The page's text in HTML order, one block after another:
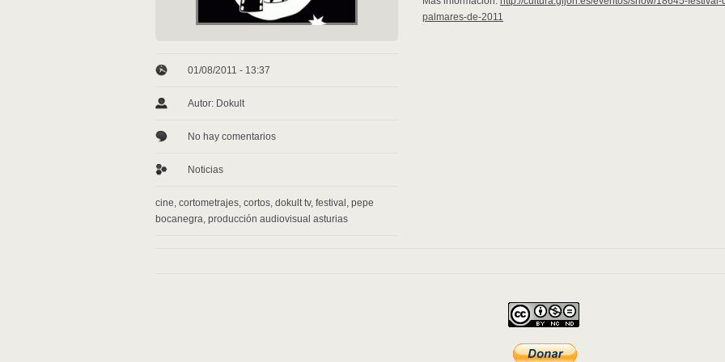
01/08/2011 - 13:37
Autor: Dokult
No hay comentarios
Noticias
cine, cortometrajes, cortos, dokult tv, festival , pepe
bocanegra, producción audiovisual asturias
palmares-de-2011